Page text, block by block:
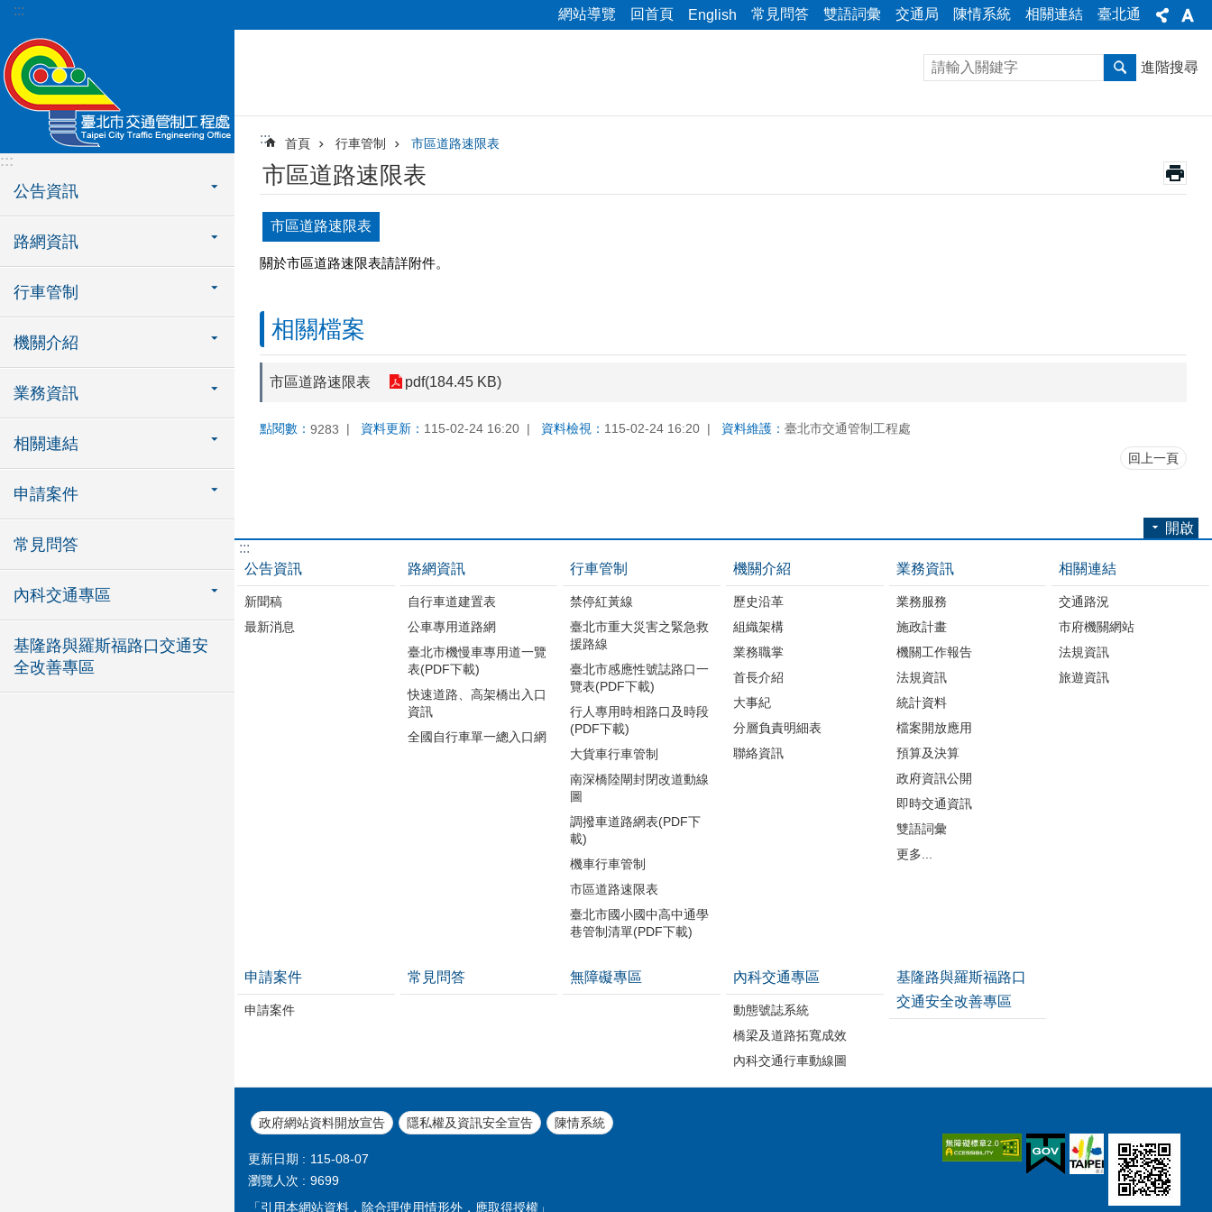
跳到主要內容區塊
::: 網站導覽 回首頁 English 常見問答 雙語詞彙 交通局 陳情系統 相關連結 臺北通
:::
公告資訊
路網資訊
行車管制
機關介紹
業務資訊
相關連結
申請案件
常見問答
內科交通專區
基隆路與羅斯福路口交通安
全改善專區
進階搜尋
::: 首頁 行車管制 市區道路速限表
市區道路速限表
市區道路速限表
關於市區道路速限表請詳附件。
相關檔案
市區道路速限表 pdf(184.45 KB)
點閱數： 9283 資料更新： 115-02-24 16:20 資料檢視： 115-02-24 16:20 資料維護： 臺北市交通管制工程處
回上一頁
開啟
:::
公告資訊
新聞稿
最新消息
路網資訊
自行車道建置表
公車專用道路網
臺北市機慢車專用道一覽
表(PDF下載)
快速道路、高架橋出入口
資訊
全國自行車單一總入口網
行車管制
禁停紅黃線
臺北市重大災害之緊急救
援路線
臺北市感應性號誌路口一
覽表(PDF下載)
行人專用時相路口及時段
(PDF下載)
大貨車行車管制
南深橋陸閘封閉改道動線
圖
調撥車道路網表(PDF下
載)
機車行車管制
市區道路速限表
臺北市國小國中高中通學
巷管制清單(PDF下載)
機關介紹
歷史沿革
組織架構
業務職掌
首長介紹
大事紀
分層負責明細表
聯絡資訊
業務資訊
業務服務
施政計畫
機關工作報告
法規資訊
統計資料
檔案開放應用
預算及決算
政府資訊公開
即時交通資訊
雙語詞彙
更多...
相關連結
交通路況
市府機關網站
法規資訊
旅遊資訊
申請案件
申請案件
常見問答 無障礙專區 內科交通專區
動態號誌系統
橋梁及道路拓寬成效
內科交通行車動線圖
基隆路與羅斯福路口
交通安全改善專區
政府網站資料開放宣告 隱私權及資訊安全宣告 陳情系統
更新日期
115-08-07
瀏覽人次
9699
「引用本網站資料，除合理使用情形外，應取得授權」